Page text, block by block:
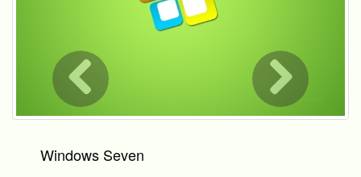
Windows Seven